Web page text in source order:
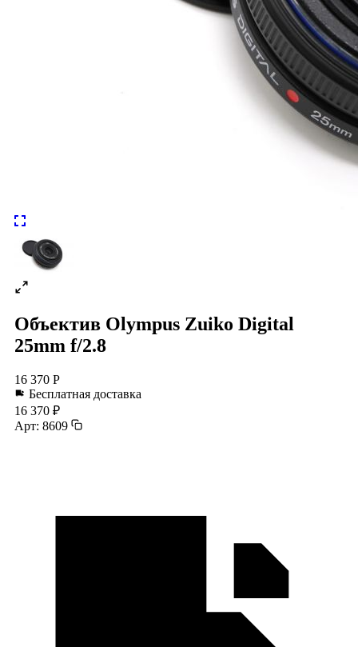
Объектив Olympus Zuiko Digital
25mm f/2.8
16 370 Р
Бесплатная доставка
16 370 ₽
Арт: 8609